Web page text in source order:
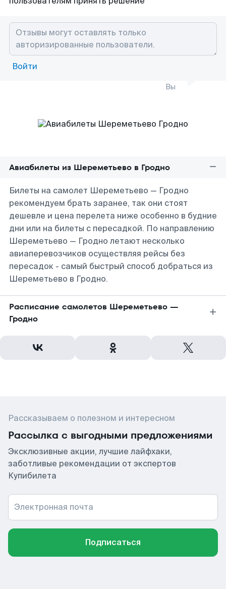
Войти
Вы
Авиабилеты из Шереметьево в Гродно
Билеты на самолет Шереметьево — Гродно
рекомендуем брать заранее, так они стоят
дешевле и цена перелета ниже особенно в будние
дни или на билеты с пересадкой. По направлению
Шереметьево — Гродно летают несколько
авиаперевозчиков осуществляя рейсы без
пересадок - самый быстрый способ добраться из
Шереметьево в Гродно.
Расписание самолетов Шереметьево —
Гродно
Рассказываем о полезном и интересном
Рассылка с выгодными предложениями
Эксклюзивные акции, лучшие лайфхаки,
заботливые рекомендации от экспертов
Купибилета
Электронная почта
Подписаться